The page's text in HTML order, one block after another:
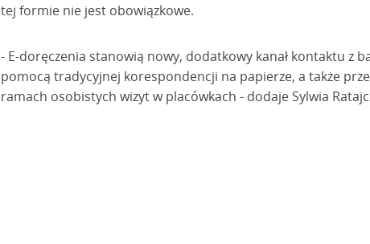
tej formie nie jest obowiązkowe.
- E-doręczenia stanowią nowy, dodatkowy kanał kontaktu z
pomocą tradycyjnej korespondencji na papierze, a także
ramach osobistych wizyt w placówkach - dodaje Sylwia